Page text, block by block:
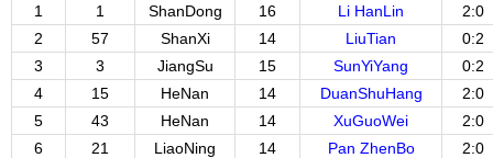
1
1 ShanDong 16 Li HanLin
2:0
2
57 ShanXi 14 LiuTian
0:2
3
3 JiangSu 15 SunYiYang
0:2
4
15 HeNan 14 DuanShuHang
2:0
5
43 HeNan 14 XuGuoWei
2:0
6
21 LiaoNing 14 Pan ZhenBo
2:0